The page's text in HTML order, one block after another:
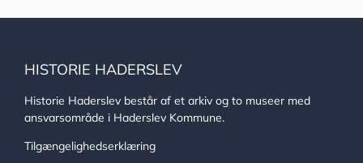
HISTORIE HADERSLEV
Historie Haderslev består af et arkiv og to museer med
ansvarsområde i Haderslev Kommune.
Tilgængelighedserklæring